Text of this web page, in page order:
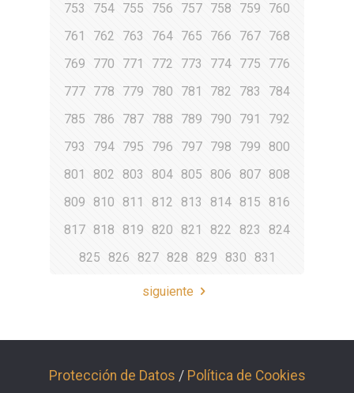
753
754 755 756 757 758 759
760
761
762 763 764 765 766 767 768
769
770 771 772 773 774 775
776
777 778 779 780 781 782 783
784
785
786 787 788 789 790 791
792
793
794 795 796 797 798 799
800
801
802 803 804 805 806 807 808
809
810 811 812 813 814 815
816
817 818 819 820 821 822 823
824
825
826 827 828 829 830 831
siguiente
Protección de Datos / Política de Cookies